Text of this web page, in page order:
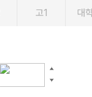
고1 대